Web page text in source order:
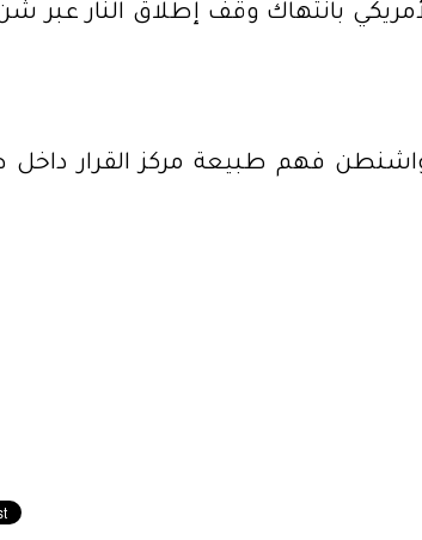
بانتهاك وقف إطلاق النار عبر
فهم طبيعة مركز القرار داخل